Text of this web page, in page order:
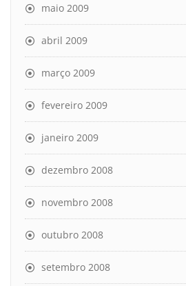
maio 2009
abril 2009
março 2009
fevereiro 2009
janeiro 2009
dezembro 2008
novembro 2008
outubro 2008
setembro 2008